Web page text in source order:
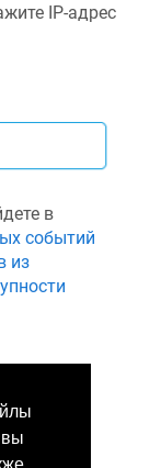
вы
IP-адрес
в
событий
из